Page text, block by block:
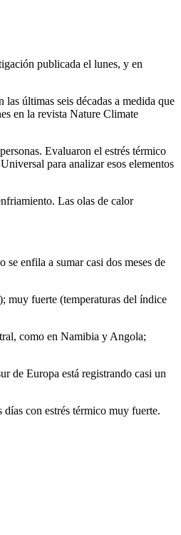
publicada el lunes, y en
últimas seis décadas a medida que
en la revista Nature Climate
Evaluaron el estrés térmico
para analizar esos elementos
Las olas de calor
enfila a sumar casi dos meses de
muy fuerte (temperaturas del índice
como en Namibia y Angola;
de Europa está registrando casi un
con estrés térmico muy fuerte.